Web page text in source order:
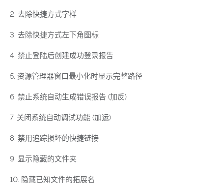
2. 去除快捷方式字样
3. 去除快捷方式左下角图标
4. 禁止登陆后创建成功登录报告
5. 资源管理器窗口最小化时显示完整路径
6. 禁止系统自动生成错误报告 (加反)
7. 关闭系统自动调试功能 (加运)
8. 禁用追踪损坏的快捷链接
9. 显示隐藏的文件夹
10. 隐藏已知文件的拓展名